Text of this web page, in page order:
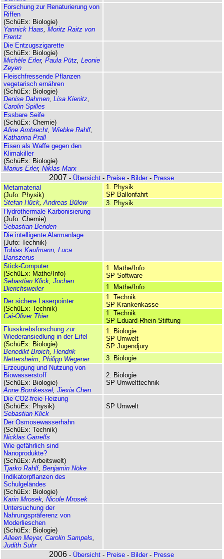
Forschung zur Renaturierung von
Riffen
(SchüEx: Biologie)
Yannick Haas Moritz Raitz von
Frentz
Die Entzugszigarette
(SchüEx: Biologie)
Michèle Erler, Paula Pütz Leonie
Zeyen
Fleischfressende Pflanzen
vegetarisch ernähren
(SchüEx: Biologie)
Denise Dahmen Lisa Kienitz
Carolin Spilles
Essbare Seife
(SchüEx: Chemie)
Aline Ambrecht Wiebke Rahlf,
Katharina Prall
Eisen als Waffe gegen den
Klimakiller
(SchüEx: Biologie)
Marius Erler, Niklas Marx
2007 - Übersicht - Preise - Bilder - Presse
Metamaterial
(Jufo: Physik)
Stefan Hück Andreas Bülow
1. Physik
SP Ballonfahrt
3. Physik
Hydrothermale Karbonisierung
(Jufo: Chemie)
Sebastian Benden
Die intelligente Alarmanlage
(Jufo: Technik)
Tobias Kaufmann Luca
Banszerus
Stick-Computer
(SchüEx: Mathe/Info)
Sebastian Klick Jochen
Dierichsweiler
1. Mathe/Info
SP Software
1. Mathe/Info
Der sichere Laserpointer
(SchüEx: Technik)
Cai-Oliver Thier
1. Technik
SP Krankenkasse
1. Technik
SP Eduard-Rhein-Stiftung
Flusskrebsforschung zur
Wiederansiedlung in der Eifel
(SchüEx: Biologie)
Benedikt Broich Hendrik
Nettersheim Philipp Wegener
1. Biologie
SP Umwelt
SP Jugendjury
3. Biologie
Erzeugung und Nutzung von
Biowasserstoff
(SchüEx: Biologie)
Anne Bornkessel Jiexia Chen
2. Biologie
SP Umwelttechnik
Die CO2-freie Heizung
(SchüEx: Physik)
Sebastian Klick
SP Umwelt
Der Osmosewasserhahn
(SchüEx: Technik)
Nicklas Garrelfs
Wie gefährlich sind
Nanoprodukte?
(SchüEx: Arbeitswelt)
Tjarko Rahlf, Benjamin Nöke
Indikatorpflanzen des
Schulgeländes
(SchüEx: Biologie)
Karin Mrosek Nicole Mrosek
Untersuchung der
Nahrungspräferenz von
Moderlieschen
(SchüEx: Biologie)
Aileen Meyer, Carolin Sampels
Judith Suhr
2006 - Übersicht - Preise - Bilder - Presse